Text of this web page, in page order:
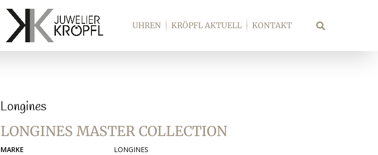
UHREN KRÖPFL AKTUELL KONTAKT Suche
Longines
LONGINES MASTER COLLECTION
MARKE
LONGINES